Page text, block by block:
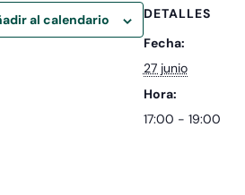
al calendario
DETALLES
Fecha:
27 junio
Hora:
17:00 - 19:00